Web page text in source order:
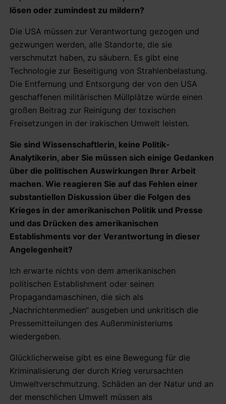
lösen oder zumindest zu mildern?
Die USA müssen zur Verantwortung gezogen und
gezwungen werden, alle Standorte, die sie
verschmutzt haben, zu säubern. Es gibt eine
Technologie zur Beseitigung von Strahlenbelastung.
Die Entfernung und Entsorgung der von den USA
geschaffenen militärischen Müllplätze würde einen
großen Beitrag zur Reinigung der toxischen
Freisetzungen in der irakischen Umwelt leisten.
Sie sind Wissenschaftlerin, keine Politik-
Analytikerin, aber Sie müssen sich einige Gedanken
über die politischen Auswirkungen Ihrer Arbeit
machen. Wie reagieren Sie auf das Fehlen einer
substantiellen Diskussion über die Folgen des
Krieges in der amerikanischen Politik und Presse
und das Drücken des amerikanischen
Establishments vor der Verantwortung in dieser
Angelegenheit?
Ich erwarte nichts von dem amerikanischen
politischen Establishment oder seinen
Propagandamaschinen, die sich als
„Nachrichtenmedien“ ausgeben und unkritisch die
Pressemitteilungen des Außenministeriums
wiedergeben.
Glücklicherweise gibt es eine Bewegung für die
Kriminalisierung der durch Krieg verursachten
Umweltverschmutzung. Schäden an der Natur und an
der menschlichen Umwelt müssen als